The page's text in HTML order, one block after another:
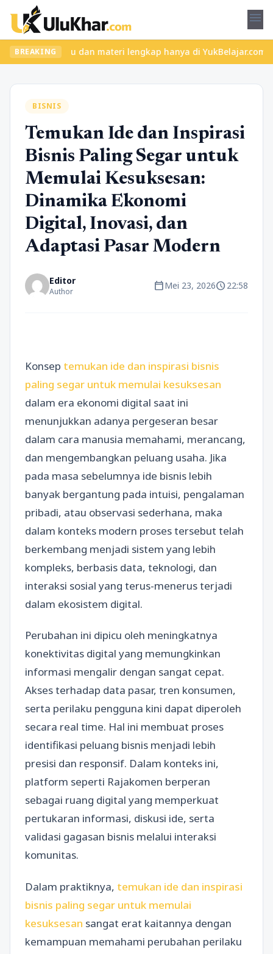
menu
BREAKING
seru dan materi lengkap hanya di YukBelajar.com.
BISNIS
Temukan Ide dan Inspirasi
Bisnis Paling Segar untuk
Memulai Kesuksesan:
Dinamika Ekonomi
Digital, Inovasi, dan
Adaptasi Pasar Modern
Editor
Author calendar_todayMei 23, 2026schedule22:58
Konsep temukan ide dan inspirasi bisnis
paling segar untuk memulai kesuksesan
dalam era ekonomi digital saat ini
menunjukkan adanya pergeseran besar
dalam cara manusia memahami, merancang,
dan mengembangkan peluang usaha. Jika
pada masa sebelumnya ide bisnis lebih
banyak bergantung pada intuisi, pengalaman
pribadi, atau observasi sederhana, maka
dalam konteks modern proses tersebut telah
berkembang menjadi sistem yang lebih
kompleks, berbasis data, teknologi, dan
interaksi sosial yang terus-menerus terjadi
dalam ekosistem digital.
Perubahan ini dipicu oleh meningkatnya
konektivitas digital yang memungkinkan
informasi mengalir dengan sangat cepat.
Akses terhadap data pasar, tren konsumen,
serta perilaku pengguna kini dapat diperoleh
secara real time. Hal ini membuat proses
identifikasi peluang bisnis menjadi lebih
presisi dan responsif. Dalam konteks ini,
platform seperti Rajakomen berperan
sebagai ruang digital yang memperkuat
pertukaran informasi, diskusi ide, serta
validasi gagasan bisnis melalui interaksi
komunitas.
Dalam praktiknya, temukan ide dan inspirasi
bisnis paling segar untuk memulai
kesuksesan sangat erat kaitannya dengan
kemampuan memahami perubahan perilaku